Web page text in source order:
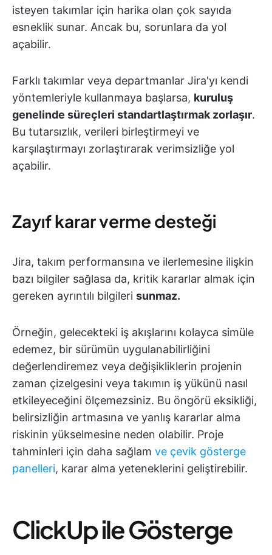
isteyen takımlar için harika olan çok sayıda
esneklik sunar. Ancak bu, sorunlara da yol
açabilir.
Farklı takımlar veya departmanlar Jira'yı kendi
yöntemleriyle kullanmaya başlarsa, kuruluş
genelinde süreçleri standartlaştırmak zorlaşır.
Bu tutarsızlık, verileri birleştirmeyi ve
karşılaştırmayı zorlaştırarak verimsizliğe yol
açabilir.
Zayıf karar verme desteği
Jira, takım performansına ve ilerlemesine ilişkin
bazı bilgiler sağlasa da, kritik kararlar almak için
gereken ayrıntılı bilgileri sunmaz.
Örneğin, gelecekteki iş akışlarını kolayca simüle
edemez, bir sürümün uygulanabilirliğini
değerlendiremez veya değişikliklerin projenin
zaman çizelgesini veya takımın iş yükünü nasıl
etkileyeceğini ölçemezsiniz. Bu öngörü eksikliği,
belirsizliğin artmasına ve yanlış kararlar alma
riskinin yükselmesine neden olabilir. Proje
tahminleri için daha sağlam ve çevik gösterge
panelleri, karar alma yeteneklerini geliştirebilir.
ClickUp ile Gösterge